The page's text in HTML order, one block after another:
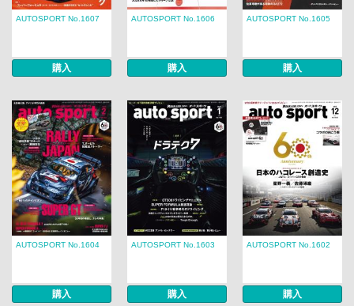
AUTOSPORT No.1607
購入
AUTOSPORT No.1606
購入
AUTOSPORT No.1605
購入
AUTOSPORT No.1604
購入
AUTOSPORT No.1603
購入
AUTOSPORT No.1602
購入